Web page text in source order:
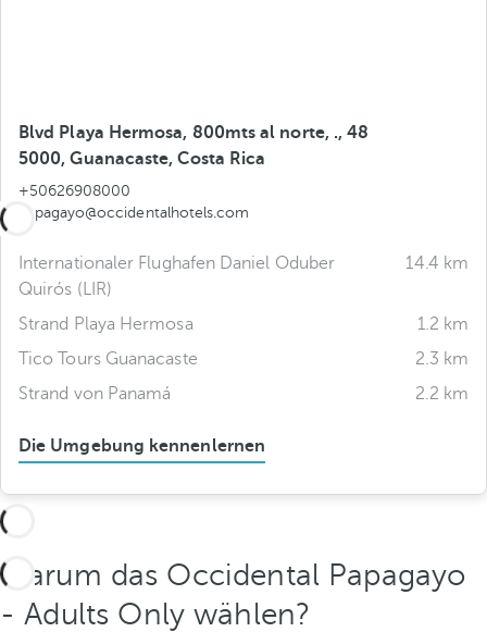
Blvd Playa Hermosa, 800mts al norte, ., 48
5000, Guanacaste, Costa Rica
+50626908000
papagayo@occidentalhotels.com
Internationaler Flughafen Daniel Oduber
Quirós (LIR)
14.4 km
Strand Playa Hermosa
1.2 km
Tico Tours Guanacaste
2.3 km
Strand von Panamá
2.2 km
Die Umgebung kennenlernen
Warum das Occidental Papagayo
- Adults Only wählen?